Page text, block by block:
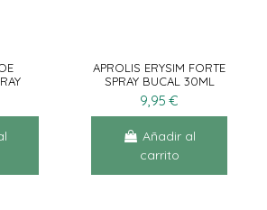
APROLIS ERYSIM FORTE
SPRAY BUCAL 30ML
9,95 €
Añadir al
carrito